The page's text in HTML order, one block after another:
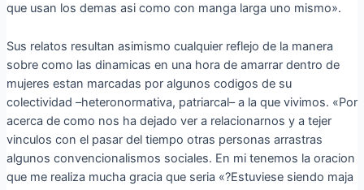
que usan los demas asi­ como con manga larga uno mismo».
Sus relatos resultan asimismo cualquier reflejo de la manera
sobre como las dinamicas en una hora de amarrar dentro de
mujeres estan marcadas por algunos codigos de su
colectividad –heteronormativa, patriarcal– a la que vivimos. «Por
acerca de como nos ha dejado ver a relacionarnos y a tejer
vinculos con el pasar del tiempo otras personas arrastras
algunos convencionalismos sociales. En mi tenemos la oracion
que me realiza mucha gracia que seri­a «?Estuviese siendo maja